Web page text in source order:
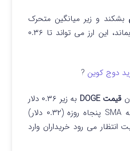
بشکند و زیر میانگین متحرک
نمایی ۲۰ روزه باقی بماند، این ارز می تواند تا ۰.۳۶
دوج کوین ?
قیمت DOGE
به زیر ۰.۳۶ دلار
می تواند این ارز را به SMA پنجاه روزه (۰.۳۲ دلار)
انتظار می رود خریداران وارد